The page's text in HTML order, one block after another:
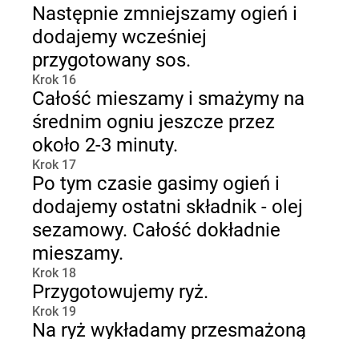
Następnie zmniejszamy ogień i
dodajemy wcześniej
przygotowany sos.
Krok 16
Całość mieszamy i smażymy na
średnim ogniu jeszcze przez
około 2-3 minuty.
Krok 17
Po tym czasie gasimy ogień i
dodajemy ostatni składnik - olej
sezamowy. Całość dokładnie
mieszamy.
Krok 18
Przygotowujemy ryż.
Krok 19
Na ryż wykładamy przesmażoną